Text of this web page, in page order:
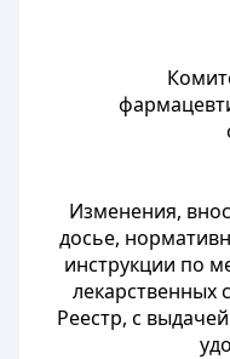
Изменения,
досье,
инструкции по
лекарственных
Реестр, с